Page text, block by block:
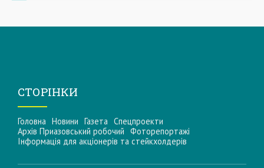
СТОРІНКИ
Головна Новини Газета Спецпроекти
Архів Приазовський робочий Фоторепортажі
Інформацiя для акцiонерiв та стейкхолдерiв